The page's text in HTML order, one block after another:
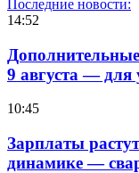
Последние новости:
14:52
9 августа — для
10:45
Зарплаты
динамике —